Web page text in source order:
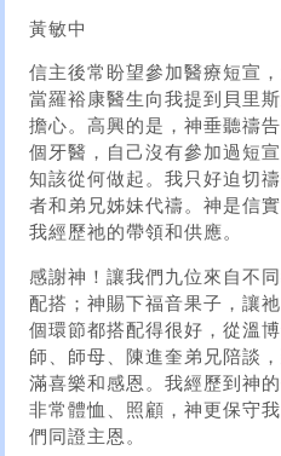
黃敏中
信主後常盼望參加醫療短宣
當羅裕康醫生向我提到貝里
擔心。高興的是，神垂聽禱
個牙醫，自己沒有參加過短
知該從何做起。我只好迫切
者和弟兄姊妹代禱。神是信
我經歷祂的帶領和供應。
感謝神！讓我們九位來自不
配搭；神賜下福音果子，讓
個環節都搭配得很好，從溫
師、師母、陳進奎弟兄陪談
滿喜樂和感恩。我經歷到神
非常體恤、照顧，神更保守
們同證主恩。